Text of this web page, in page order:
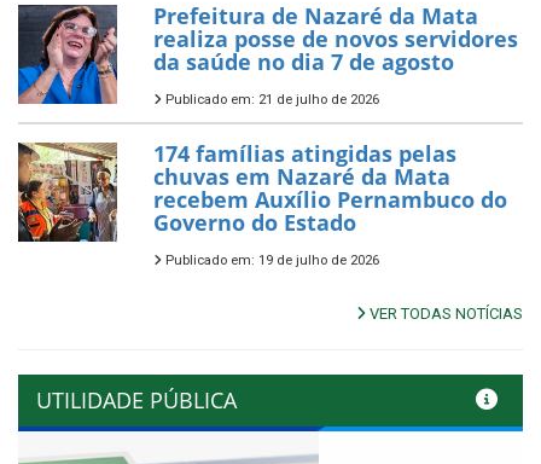
Prefeitura de Nazaré da Mata
realiza posse de novos servidores
da saúde no dia 7 de agosto
Publicado em: 21 de julho de 2026
174 famílias atingidas pelas
chuvas em Nazaré da Mata
recebem Auxílio Pernambuco do
Governo do Estado
Publicado em: 19 de julho de 2026
VER TODAS NOTÍCIAS
UTILIDADE PÚBLICA